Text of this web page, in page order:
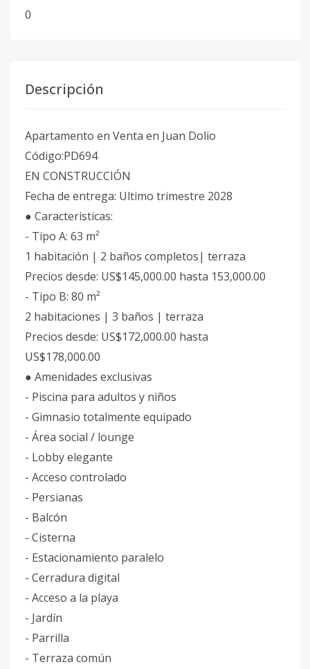
0
Descripción
Apartamento en Venta en Juan Dolio
Código:PD694
EN CONSTRUCCIÓN
Fecha de entrega: Ultimo trimestre 2028
● Caracteristicas:
- Tipo A: 63 m²
1 habitación | 2 baños completos| terraza
Precios desde: US$145,000.00 hasta 153,000.00
- Tipo B: 80 m²
2 habitaciones | 3 baños | terraza
Precios desde: US$172,000.00 hasta
US$178,000.00
● Amenidades exclusivas
- Piscina para adultos y niños
- Gimnasio totalmente equipado
- Área social / lounge
- Lobby elegante
- Acceso controlado
- Persianas
- Balcón
- Cisterna
- Estacionamiento paralelo
- Cerradura digital
- Acceso a la playa
- Jardín
- Parrilla
- Terraza común